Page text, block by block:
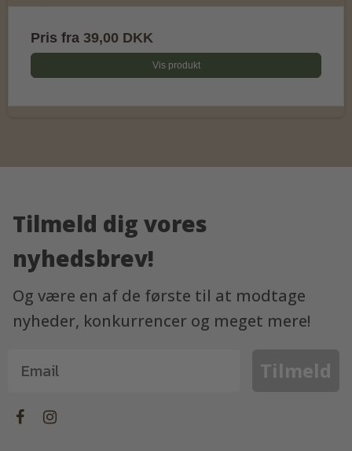
Pris fra 39,00 DKK
Vis produkt
Tilmeld dig vores
nyhedsbrev!
Og være en af de første til at modtage
nyheder, konkurrencer og meget mere!
Tilmeld